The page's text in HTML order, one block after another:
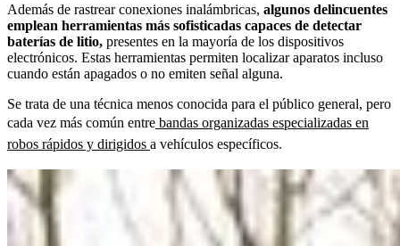
Además de rastrear conexiones inalámbricas, algunos delincuentes
emplean herramientas más sofisticadas capaces de detectar
baterías de litio, presentes en la mayoría de los dispositivos
electrónicos. Estas herramientas permiten localizar aparatos incluso
cuando están apagados o no emiten señal alguna.
Se trata de una técnica menos conocida para el público general, pero
cada vez más común entre bandas organizadas especializadas en
robos rápidos y dirigidos a vehículos específicos.